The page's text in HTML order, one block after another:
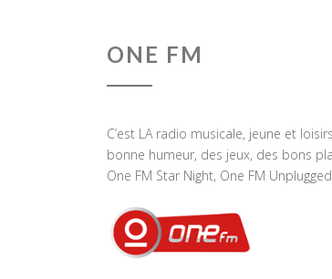
ONE FM
C’est LA radio musicale, jeune et
bonne humeur, des jeux, des bons
One FM Star Night, One FM